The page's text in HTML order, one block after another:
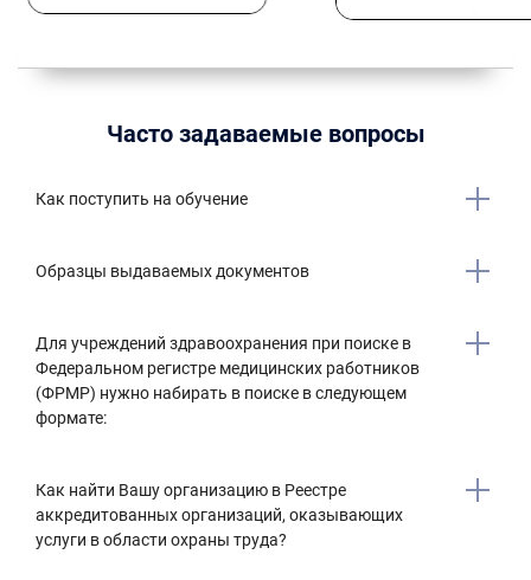
Часто задаваемые вопросы
Как поступить на обучение
Образцы выдаваемых документов
Для учреждений здравоохранения при поиске в
Федеральном регистре медицинских работников
(ФРМР) нужно набирать в поиске в следующем
формате:
Как найти Вашу организацию в Реестре
аккредитованных организаций, оказывающих
услуги в области охраны труда?